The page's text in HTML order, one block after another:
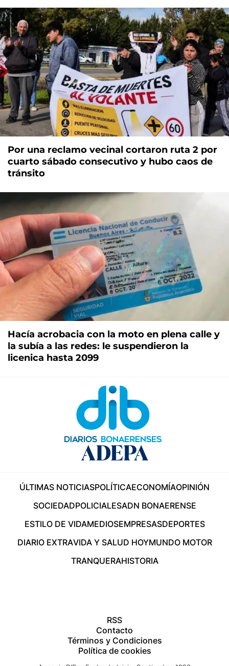
Por una reclamo vecinal cortaron ruta 2 por
cuarto sábado consecutivo y hubo caos de
tránsito
Hacía acrobacia con la moto en plena calle y
la subía a las redes: le suspendieron la
licenica hasta 2099
ÚLTIMAS NOTICIASPOLÍTICAECONOMÍAOPINIÓN
SOCIEDADPOLICIALESADN BONAERENSE
ESTILO DE VIDAMEDIOSEMPRESASDEPORTES
DIARIO EXTRAVIDA Y SALUD HOYMUNDO MOTOR
TRANQUERAHISTORIA
RSS
Contacto
Términos y Condiciones
Política de cookies